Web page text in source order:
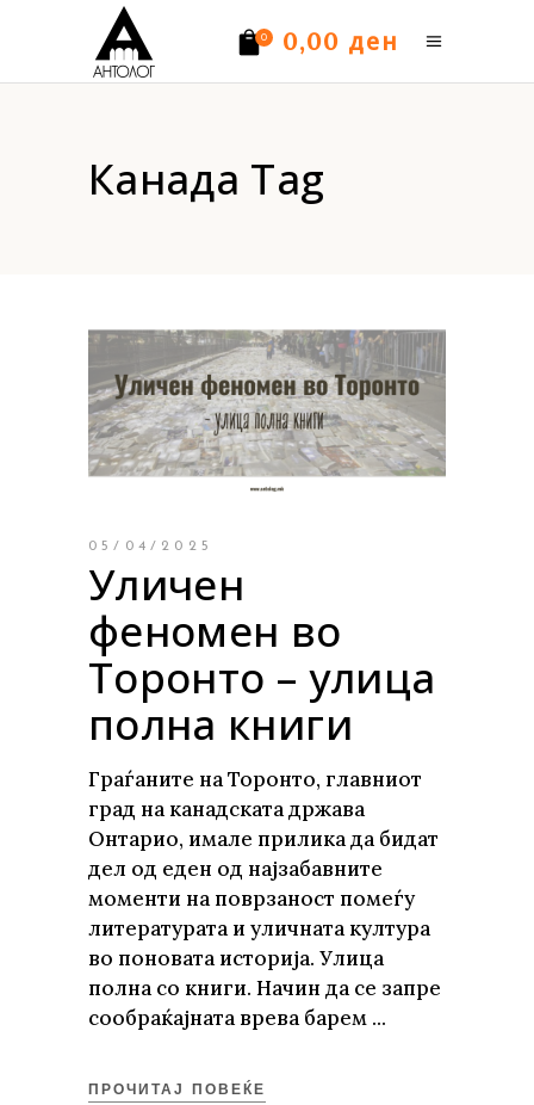
0 0,00 ден
Канада Tag
05/04/2025
Уличен
феномен во
Торонто – улица
полна книги
Граѓаните на Торонто, главниот
град на канадската држава
Онтарио, имале прилика да бидат
дел од еден од најзабавните
моменти на поврзаност помеѓу
литературата и уличната култура
во поновата историја. Улица
полна со книги. Начин да се запре
сообраќајната врева барем
ПРОЧИТАЈ ПОВЕЌЕ